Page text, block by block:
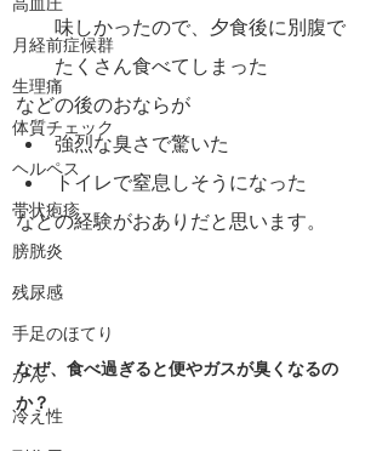
高血圧
月経前症候群
生理痛
体質チェック
ヘルペス
帯状疱疹
膀胱炎
残尿感
手足のほてり
がん
冷え性
味しかったので、夕食後に別腹で
たくさん食べてしまった
などの後のおならが
強烈な臭さで驚いた
トイレで窒息しそうになった
などの経験がおありだと思います。
なぜ、食べ過ぎると便やガスが臭くなるの
か？